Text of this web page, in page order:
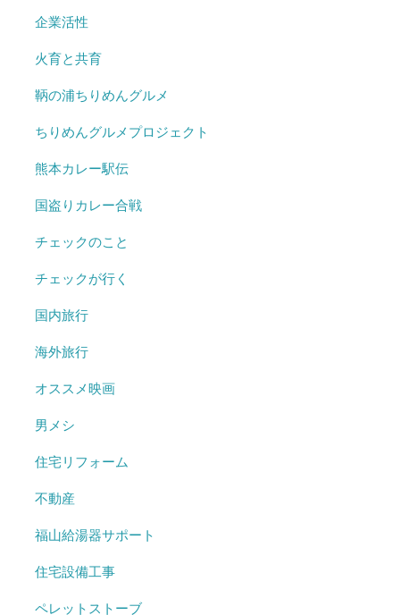
企業活性
火育と共育
鞆の浦ちりめんグルメ
ちりめんグルメプロジェクト
熊本カレー駅伝
国盗りカレー合戦
チェックのこと
チェックが行く
国内旅行
海外旅行
オススメ映画
男メシ
住宅リフォーム
不動産
福山給湯器サポート
住宅設備工事
ペレットストーブ